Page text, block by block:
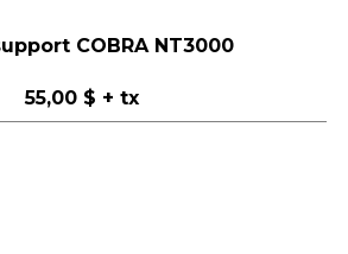
COBRA NT3000
55,00 $ + tx